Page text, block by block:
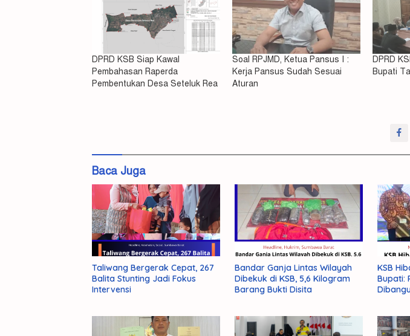
DPRD KSB Siap Kawal
Pembahasan Raperda
Pembentukan Desa Seteluk Rea
Soal RPJMD, Ketua Pansus I :
Kerja Pansus Sudah Sesuai
Aturan
DPRD
Bupati
Raperda
Baca Juga
Taliwang Bergerak Cepat, 267
Balita Stunting Jadi Fokus
Intervensi
Bandar Ganja Lintas Wilayah
Dibekuk di KSB, 5,6 Kilogram
Barang Bukti Disita
KSB
Bupati: